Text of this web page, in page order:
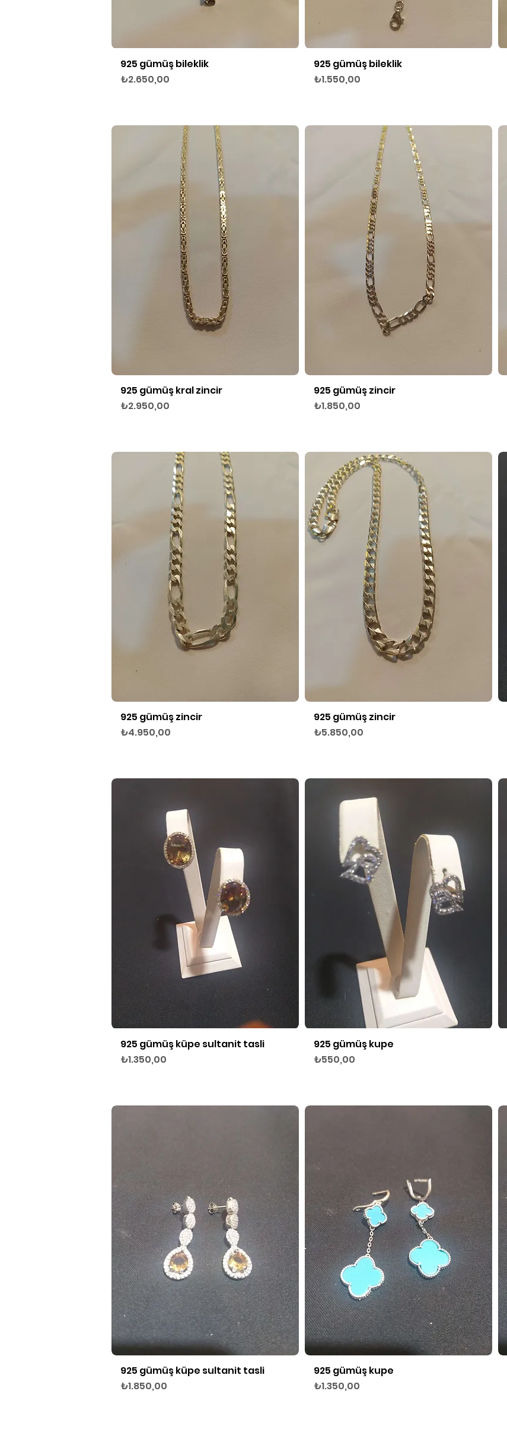
Hızlı Bakış
925 gümüş bileklik
Fiyat
₺2.650,00
Hızlı Bakış
925 gümüş bileklik
Fiyat
₺1.550,00
Hızlı Bakış
925 gümüş kral zincir
Fiyat
₺2.950,00
Hızlı Bakış
925 gümüş zincir
Fiyat
₺1.850,00
Hızlı Bakış
925 gümüş zincir
Fiyat
₺4.950,00
Hızlı Bakış
925 gümüş zincir
Fiyat
₺5.850,00
Hızlı Bakış
925 gümüş küpe sultanit tasli
Fiyat
₺1.350,00
Hızlı Bakış
925 gümüş kupe
Fiyat
₺550,00
Hızlı Bakış
925 gümüş küpe sultanit tasli
Fiyat
₺1.850,00
Hızlı Bakış
925 gümüş kupe
Fiyat
₺1.350,00